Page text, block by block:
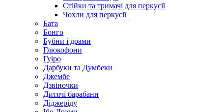
Стійки та тримачі для перкусії
Чохли для перкусії
Бата
Бонго
Бубни і драми
Глюкофони
Гуіро
Дарбуки та Думбеки
Джембе
Дзвіночки
Дитячі барабани
Діджеріду